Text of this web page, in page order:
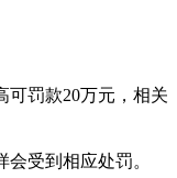
可罚款20万元，相关
受到相应处罚。